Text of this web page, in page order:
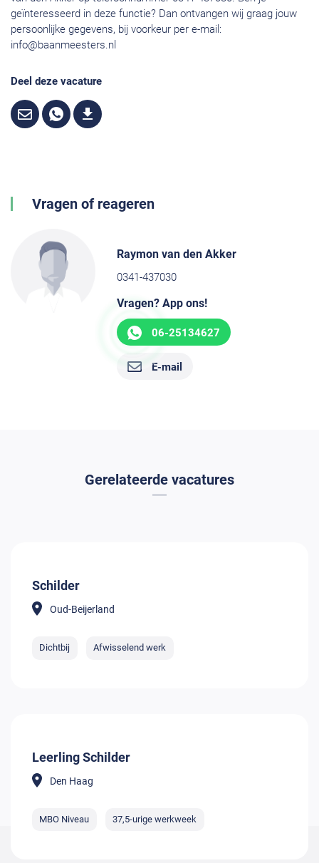
geïnteresseerd in deze functie? Dan ontvangen wij graag jouw
persoonlijke gegevens, bij voorkeur per e-mail:
info@baanmeesters.nl
Deel deze vacature
Vragen of reageren
Raymon van den Akker
0341-437030
Vragen? App ons!
06-25134627
E-mail
Gerelateerde vacatures
Schilder
Oud-Beijerland
Dichtbij Afwisselend werk
Leerling Schilder
Den Haag
MBO Niveau 37,5-urige werkweek